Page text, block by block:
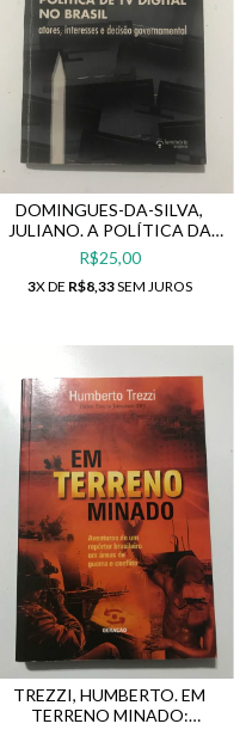
DOMINGUES-DA-SILVA,
JULIANO. A POLÍTICA DA
POLÍTICA DE TV DIGITAL NO
BRASIL.
R$25,00
3X DE R$8,33SEM JUROS
TREZZI, HUMBERTO. EM
TERRENO MINADO: